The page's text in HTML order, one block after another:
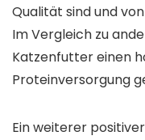
Qualität sind und
Im Vergleich zu
Katzenfutter einen
Proteinversorgung
Ein weiterer